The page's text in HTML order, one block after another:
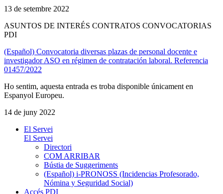
13 de setembre 2022
ASUNTOS DE INTERÉS CONTRATOS CONVOCATORIAS
PDI
(Español) Convocatoria diversas plazas de personal docente e
investigador ASO en régimen de contratación laboral. Referencia
01457/2022
Ho sentim, aquesta entrada es troba disponible únicament en
Espanyol Europeu.
14 de juny 2022
El Servei
El Servei
Directori
COM ARRIBAR
Bústia de Suggeriments
(Español) i-PRONOSS (Incidencias Profesorado,
Nómina y Seguridad Social)
Accés PDI